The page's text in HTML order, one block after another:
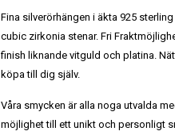
Fina silverörhängen i äkta 925
cubic zirkonia stenar. Fri
finish liknande vitguld och platina.
köpa till dig själv.
Våra smycken är alla noga utvalda
möjlighet till ett unikt och personligt